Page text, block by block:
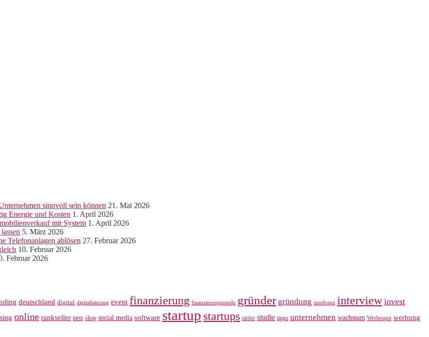
sinnvoll sein können 21. Mai 2026
Energie und Kosten 1. April 2026
mit System 1. April 2026
5. März 2026
Telefonanlagen ablösen 27. Februar 2026
10. Februar 2026
Februar 2026
deutschland digital digitalisierung event finanzierung finanzierungsrunde gründer gründung insolvenz interview invest
online rankseller seo shop social media software startup startups ströer studie tipps unternehmen wachstum Werbespot werbung